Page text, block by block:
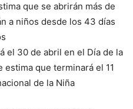
que se abrirán más de
a niños desde los 43 días
el 30 de abril en el Día de la
estima que terminará el 11
de la Niña